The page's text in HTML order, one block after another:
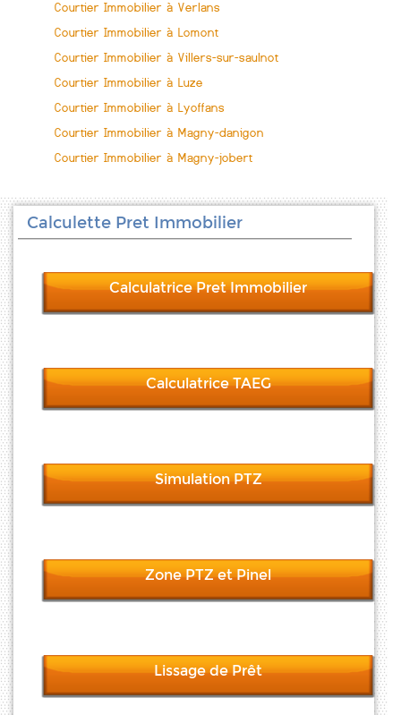
Courtier Immobilier à Verlans
Courtier Immobilier à Lomont
Courtier Immobilier à Villers-sur-saulnot
Courtier Immobilier à Luze
Courtier Immobilier à Lyoffans
Courtier Immobilier à Magny-danigon
Courtier Immobilier à Magny-jobert
Calculette Pret Immobilier
Calculatrice Pret Immobilier
Calculatrice TAEG
Simulation PTZ
Zone PTZ et Pinel
Lissage de Prêt